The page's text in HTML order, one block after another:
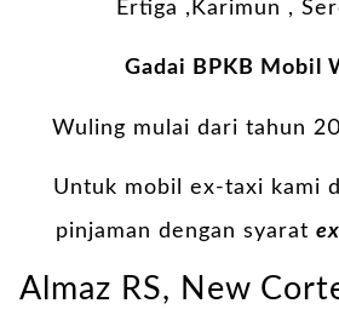
Ertiga ,Karimun ,
Gadai BPKB Mobil
Wuling mulai dari tahun
Untuk mobil ex-taxi kami
pinjaman dengan syarat
Almaz RS, New